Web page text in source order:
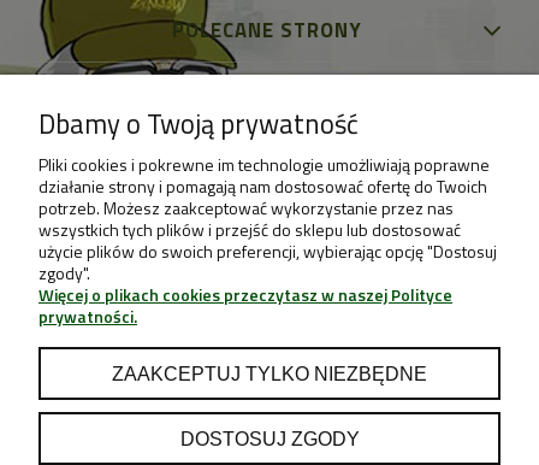
POLECANE STRONY
Dbamy o Twoją prywatność
Pliki cookies i pokrewne im technologie umożliwiają poprawne
działanie strony i pomagają nam dostosować ofertę do Twoich
potrzeb. Możesz zaakceptować wykorzystanie przez nas
wszystkich tych plików i przejść do sklepu lub dostosować
użycie plików do swoich preferencji, wybierając opcję "Dostosuj
zgody".
Więcej o plikach cookies przeczytasz w naszej Polityce
prywatności.
ZAAKCEPTUJ TYLKO NIEZBĘDNE
DOSTOSUJ ZGODY